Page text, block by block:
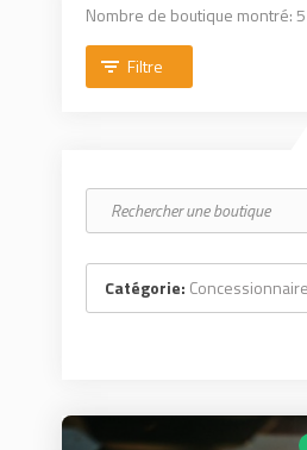
Nombre de boutique montré: 5
Filtre
Catégorie: